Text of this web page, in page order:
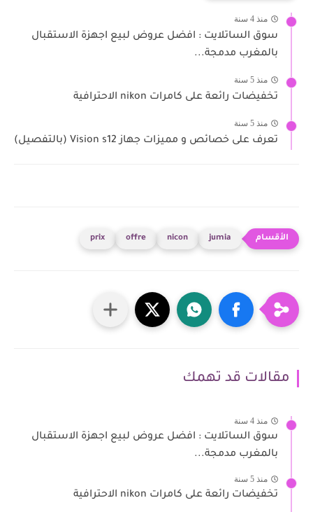
منذ 4 سنة
سوق الساتلايت : افضل عروض لبيع اجهزة الاستقبال
بالمغرب مدمجة...
منذ 5 سنة
تخفيضات رائعة على كامرات nikon الاحترافية
منذ 5 سنة
تعرف على خصائص و مميزات جهاز Vision s12 (بالتفصيل)
jumia
nicon
offre
prix
مقالات قد تهمك
منذ 4 سنة
سوق الساتلايت : افضل عروض لبيع اجهزة الاستقبال
بالمغرب مدمجة...
منذ 5 سنة
تخفيضات رائعة على كامرات nikon الاحترافية